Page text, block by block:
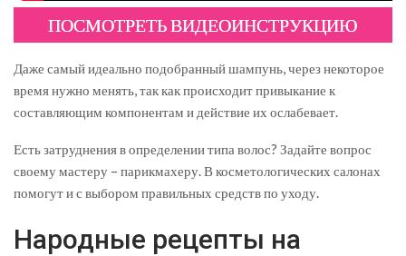
ПОСМОТРЕТЬ ВИДЕОИНСТРУКЦИЮ
Даже самый идеально подобранный шампунь, через некоторое
время нужно менять, так как происходит привыкание к
составляющим компонентам и действие их ослабевает.
Есть затруднения в определении типа волос? Задайте вопрос
своему мастеру – парикмахеру. В косметологических салонах
помогут и с выбором правильных средств по уходу.
Народные рецепты на